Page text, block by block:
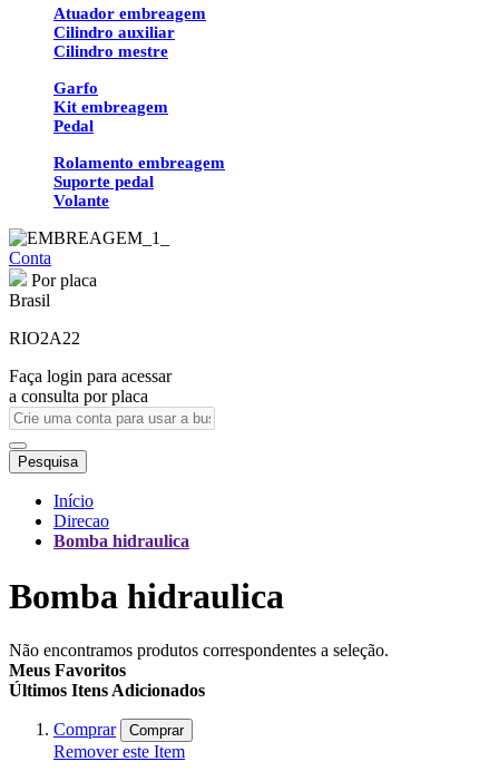
Atuador embreagem
Cilindro auxiliar
Cilindro mestre
Garfo
Kit embreagem
Pedal
Rolamento embreagem
Suporte pedal
Volante
Conta
Por placa
Brasil
RIO2A22
Faça login para acessar
a consulta por placa
Pesquisa
Início
Direcao
Bomba hidraulica
Bomba hidraulica
Não encontramos produtos correspondentes a seleção.
Meus Favoritos
Últimos Itens Adicionados
Comprar Comprar
Remover este Item